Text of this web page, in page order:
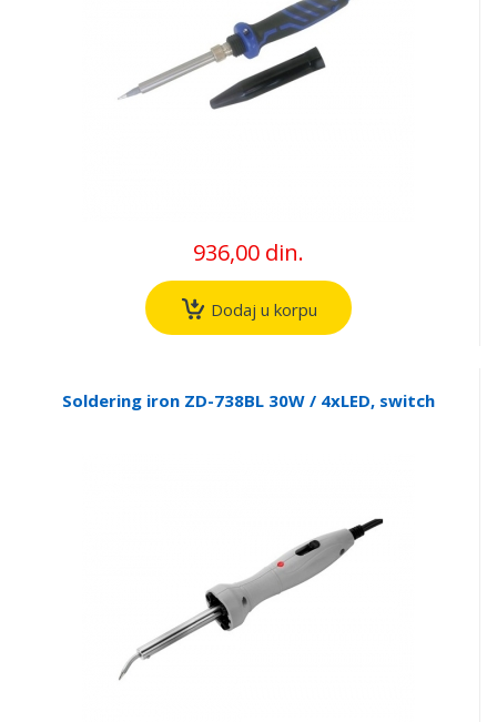
936,00 din.
Dodaj u korpu
Soldering iron ZD-738BL 30W / 4xLED, switch